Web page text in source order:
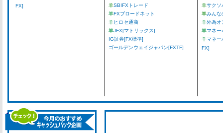
FX]
羊SBIFXトレード
羊FXブロードネット
羊ヒロセ通商
羊JFX[マトリックス]
IG証券[FX標準]
ゴールデンウェイジャパン[FXTF]
羊サクソ
羊みんな
羊外為オ
羊マネー
羊マネー
FX]